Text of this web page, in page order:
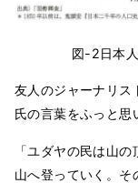
図-2日本
友人のジャーナリス
氏の言葉をふっと思
「ユダヤの民は山
山へ登っていく。そ